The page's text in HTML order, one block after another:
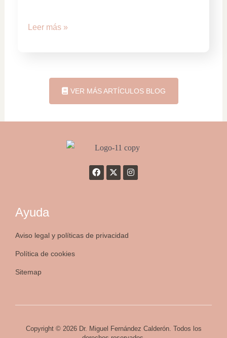
Leer más »
VER MÁS ARTÍCULOS BLOG
Ayuda
Aviso legal y políticas de privacidad
Política de cookies
Sitemap
Copyright © 2026 Dr. Miguel Fernández Calderón. Todos los